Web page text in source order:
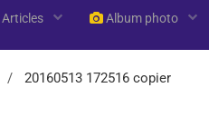
Articles Album photo
20160513 172516 copier